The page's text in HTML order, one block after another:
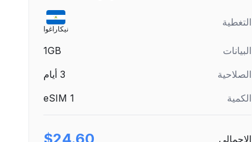
التغطية
نيكاراغوا
البيانات
1GB
الصلاحية
3 أيام
الكمية
1
الإجمالي